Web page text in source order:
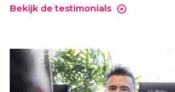
Bekijk de testimonials